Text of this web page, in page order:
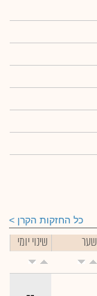
כל החזקות הקרן
שער שינוי יומי